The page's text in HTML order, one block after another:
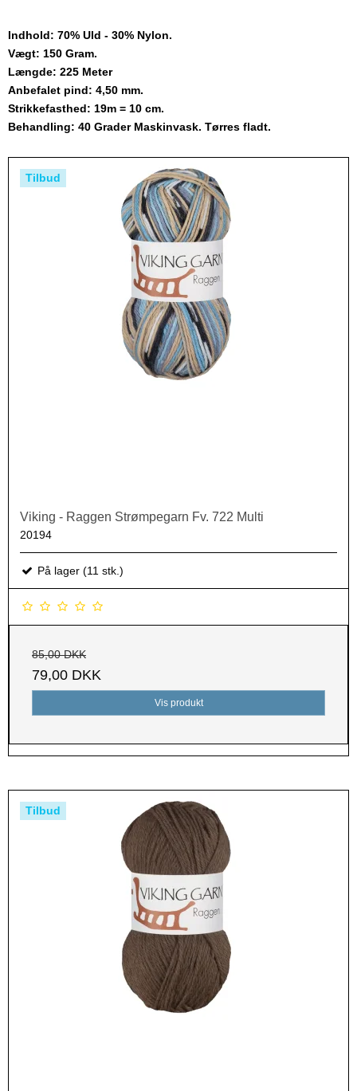
Indhold: 70% Uld - 30% Nylon.
Vægt: 150 Gram.
Længde: 225 Meter
Anbefalet pind: 4,50 mm.
Strikkefasthed: 19m = 10 cm.
Behandling: 40 Grader Maskinvask. Tørres fladt.
Tilbud
Viking - Raggen Strømpegarn Fv. 722 Multi
20194
På lager (11 stk.)
85,00 DKK
79,00 DKK
Vis produkt
Tilbud